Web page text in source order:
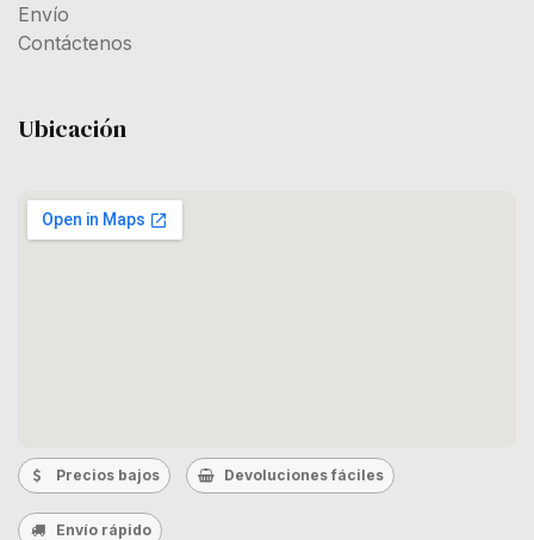
Envío
Contáctenos
Ubicación
Precios bajos Devoluciones fáciles
Envío rápido